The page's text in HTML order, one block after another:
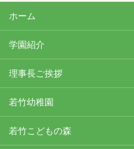
ホーム
学園紹介
理事長ご挨拶
若竹幼稚園
若竹こどもの森